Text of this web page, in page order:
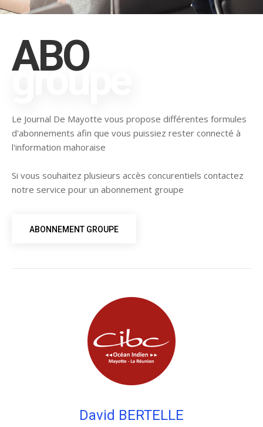
ABO
groupe
Le Journal De Mayotte vous propose différentes formules
d'abonnements afin que vous puissiez rester connecté à
l'information mahoraise
Si vous souhaitez plusieurs accès concurentiels contactez
notre service pour un abonnement groupe
ABONNEMENT GROUPE
David BERTELLE